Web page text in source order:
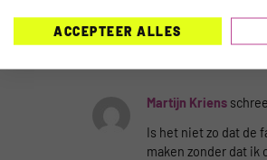
3 REACTIES
Martijn Kriens
Is het niet zo dat de
maken zonder dat ik
ACCEPTEER ALLES